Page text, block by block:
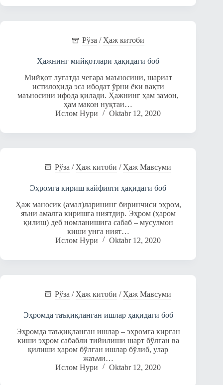
Рўза / Ҳаж китоби
Ҳажнинг мийқотлари ҳақидаги боб
Мийқот луғатда чегара маъносини, шариат
истилоҳида эса ибодат ўрни ёки вақти
маъносини ифода қилади. Ҳажнинг ҳам замон,
ҳам макон нуқтаи…
Ислом Нури
Oktabr 12, 2020
Рўза / Ҳаж китоби / Ҳаж Мавсуми
Эҳромга кириш кайфияти ҳақидаги боб
Ҳаж маносик (амал)ларининг биринчиси эҳром,
яъни амалга киришга ниятдир. Эҳром (ҳаром
қилиш) деб номланишига сабаб – мусулмон
киши унга ният…
Ислом Нури
Oktabr 12, 2020
Рўза / Ҳаж китоби / Ҳаж Мавсуми
Эҳромда таъқиқланган ишлар ҳақидаги боб
Эҳромда таъқиқланган ишлар – эҳромга кирган
киши эҳром сабабли тийилиши шарт бўлган ва
қилиши ҳаром бўлган ишлар бўлиб, улар
жаъми…
Ислом Нури
Oktabr 12, 2020